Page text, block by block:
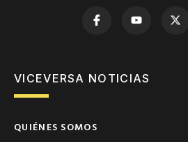
VICEVERSA NOTICIAS
QUIÉNES SOMOS